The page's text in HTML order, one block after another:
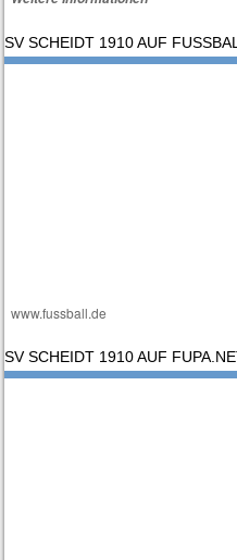
SV SCHEIDT 1910 AUF
www.fussball.de
SV SCHEIDT 1910 AUF